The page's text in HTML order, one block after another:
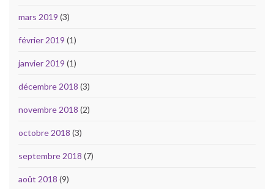
mars 2019 (3)
février 2019 (1)
janvier 2019 (1)
décembre 2018 (3)
novembre 2018 (2)
octobre 2018 (3)
septembre 2018 (7)
août 2018 (9)